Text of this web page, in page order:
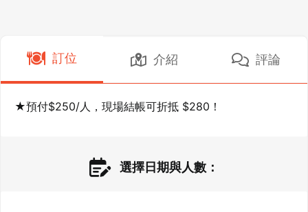
訂位 介紹 評論
選擇日期與人數：